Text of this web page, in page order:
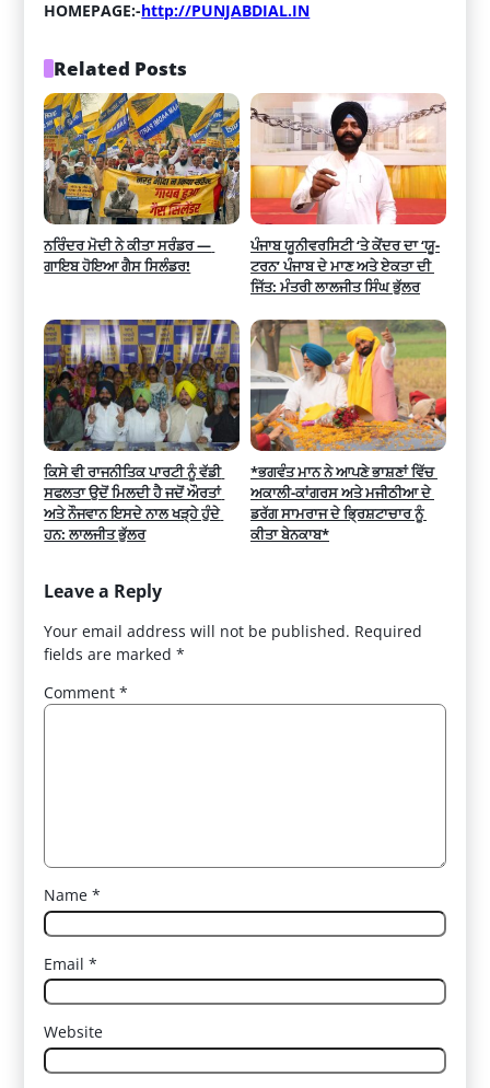
HOMEPAGE:-http://PUNJABDIAL.IN
Related Posts
ਨਰਿੰਦਰ ਮੋਦੀ ਨੇ ਕੀਤਾ ਸਰੰਡਰ —
ਗਾਇਬ ਹੋਇਆ ਗੈਸ ਸਿਲੰਡਰ!
ਪੰਜਾਬ ਯੂਨੀਵਰਸਿਟੀ ‘ਤੇ ਕੇਂਦਰ ਦਾ ‘ਯੂ-
ਟਰਨ’ ਪੰਜਾਬ ਦੇ ਮਾਣ ਅਤੇ ਏਕਤਾ ਦੀ
ਜਿੱਤ: ਮੰਤਰੀ ਲਾਲਜੀਤ ਸਿੰਘ ਭੁੱਲਰ
ਕਿਸੇ ਵੀ ਰਾਜਨੀਤਿਕ ਪਾਰਟੀ ਨੂੰ ਵੱਡੀ
ਸਫਲਤਾ ਉਦੋਂ ਮਿਲਦੀ ਹੈ ਜਦੋਂ ਔਰਤਾਂ
ਅਤੇ ਨੌਜਵਾਨ ਇਸਦੇ ਨਾਲ ਖੜ੍ਹੇ ਹੁੰਦੇ
ਹਨ: ਲਾਲਜੀਤ ਭੁੱਲਰ
*ਭਗਵੰਤ ਮਾਨ ਨੇ ਆਪਣੇ ਭਾਸ਼ਣਾਂ ਵਿੱਚ
ਅਕਾਲੀ-ਕਾਂਗਰਸ ਅਤੇ ਮਜੀਠੀਆ ਦੇ
ਡਰੱਗ ਸਾਮਰਾਜ ਦੇ ਭ੍ਰਿਸ਼ਟਾਚਾਰ ਨੂੰ
ਕੀਤਾ ਬੇਨਕਾਬ*
Leave a Reply
Your email address will not be published. Required
fields are marked*
Comment*
Name*
Email*
Website